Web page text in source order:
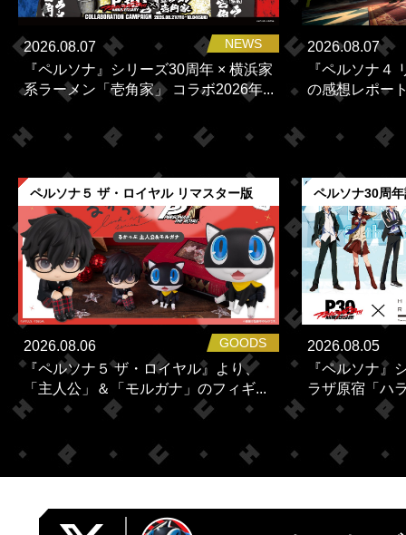
NEWS
2026.08.07
『ペルソナ』シリーズ30周年 × 横浜家
系ラーメン「壱角家」 コラボ2026年...
2026.08.07
『ペルソナ４
の感想レポー
ペルソナ５ ザ・ロイヤル リマスター版
GOODS
2026.08.06
『ペルソナ５ ザ・ロイヤル』より、
「主人公」＆「モルガナ」のフィギ...
ペルソナ30周
2026.08.05
『ペルソナ』
ラザ原宿「ハ